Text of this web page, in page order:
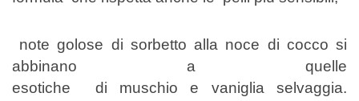
note golose di sorbetto alla noce di cocco si
abbinano a quelle
esotiche di muschio e vaniglia selvaggia.